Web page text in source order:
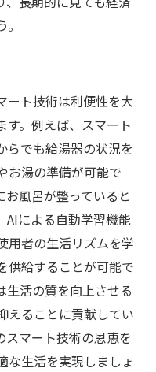
ギー効率化
を両立
と期待
ート技術は利便性を大
す。例えば、スマート
らでも給湯器の状況を
お湯の準備が可能で
風呂が整っていると
AIによる自動学習機能
用者の生活リズムを学
供給することが可能で
生活の質を向上させる
えることに貢献してい
スマート技術の恩恵を
な生活を実現しましょ